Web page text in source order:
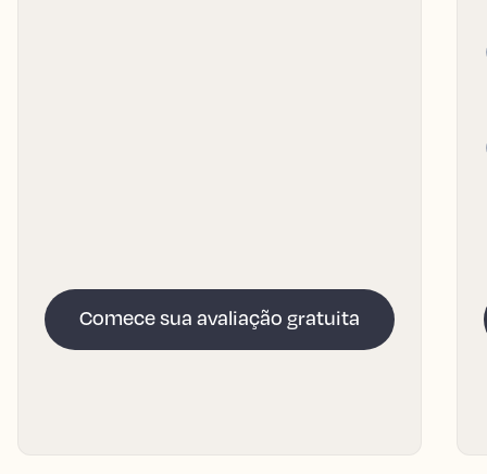
Comece sua avaliação gratuita